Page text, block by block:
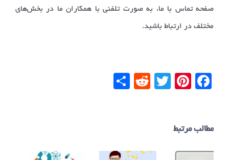
صفحه تماس با ما، به صورت تلفنی با همکاران ما در بخش‌های
مختلف در ارتباط باشید.
Facebook
Pinterest
Twitter
Reddit
مطالب مرتبط